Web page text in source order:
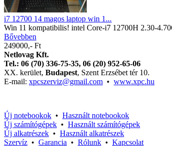
i7 12700 14 magos laptop win 1...
Win 11 kompatibilis! intel Core-i7 12700H 2.30-
Bővebben
249000,- Ft
Netlovag Kft.
Tel.: 06 (70) 336-75-35, 06 (20) 952-65-06
XX. kerület, Budapest, Szent Erzsébet tér 10.
E-mail: xpcszerviz@gmail.com • www.xpc.hu
Új notebookok • Használt notebookok
Új számítógépek • Használt számítógépek
Új alkatrészek • Használt alkatrészek
Szervíz • Garancia • Rólunk • Kapcsolat